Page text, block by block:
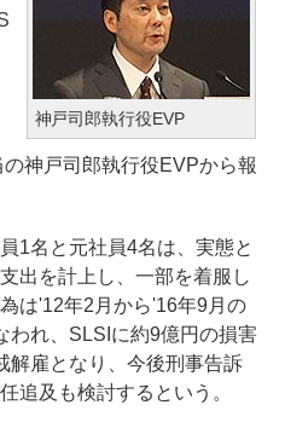
神戸司郎執行役EVP
神戸司郎執行役EVPから報
1名と元社員4名は、実態と
出を計上し、一部を着服し
は'12年2月から'16年9月の
われ、SLSIに約9億円の損害
解雇となり、今後刑事告訴
追及も検討するという。